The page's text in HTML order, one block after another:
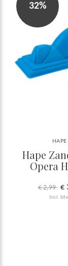
32%
HAPE
Hape
Opera
€ 2,99 €
Incl.